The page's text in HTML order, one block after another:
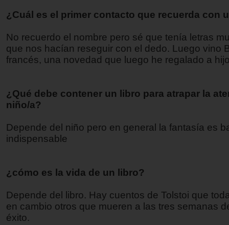
¿Cuál es el primer contacto que recuerda con
No recuerdo el nombre pero sé que tenía letras
que nos hacían reseguir con el dedo. Luego vino
francés, una novedad que luego he regalado a
¿Qué debe contener un libro para atrapar la
niño/a?
Depende del niño pero en general la fantasía es
indispensable
¿cómo es la vida de un libro?
Depende del libro. Hay cuentos de Tolstoi que
en cambio otros que mueren a las tres semanas
éxito.